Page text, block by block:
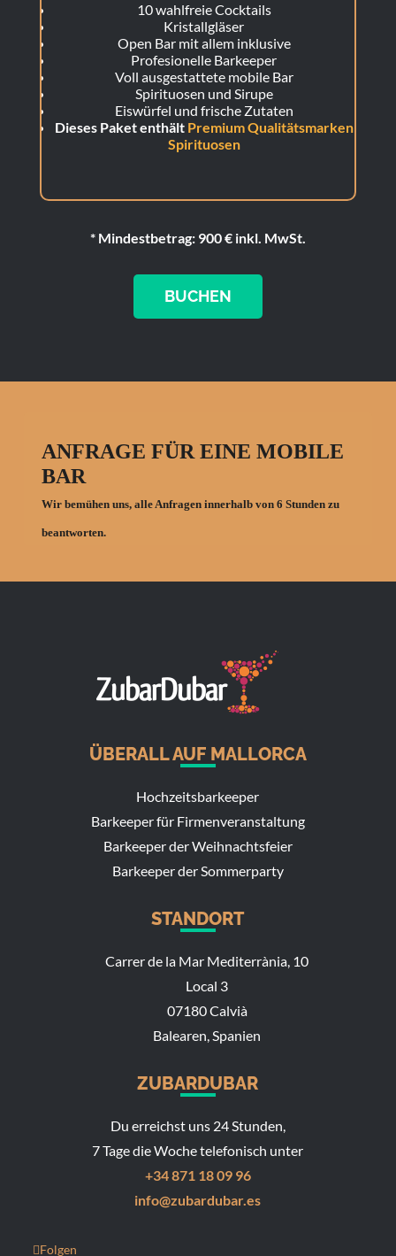
10 wahlfreie Cocktails
Kristallgläser
Open Bar mit allem inklusive
Profesionelle Barkeeper
Voll ausgestattete mobile Bar
Spirituosen und Sirupe
Eiswürfel und frische Zutaten
Dieses Paket enthält Premium Qualitätsmarken
Spirituosen
* Mindestbetrag: 900 € inkl. MwSt.
BUCHEN
ÜBERALL AUF MALLORCA
Hochzeitsbarkeeper
Barkeeper für Firmenveranstaltung
Barkeeper der Weihnachtsfeier
Barkeeper der Sommerparty
STANDORT
Carrer de la Mar Mediterrània, 10
Local 3
07180 Calvià
Balearen, Spanien
ZUBARDUBAR
Du erreichst uns 24 Stunden,
7 Tage die Woche telefonisch unter
+34 871 18 09 96
info@zubardubar.es
Folgen